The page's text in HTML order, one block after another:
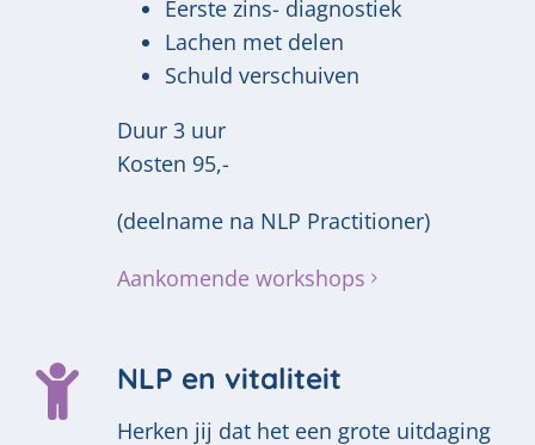
Eerste zins- diagnostiek
Lachen met delen
Schuld verschuiven
Duur 3 uur
Kosten 95,-
(deelname na NLP Practitioner)
Aankomende workshops
NLP en vitaliteit
Herken jij dat het een grote uitdaging